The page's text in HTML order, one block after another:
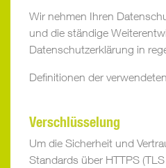
Wir nehmen Ihren
und die ständige
Datenschutzerklärung in
Definitionen der
Verschlüsselung
Um die Sicherheit und
Standards über HTTPS